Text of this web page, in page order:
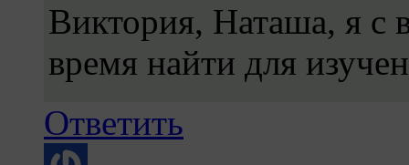
Виктория, Наташа, я с
время найти для
Ответить